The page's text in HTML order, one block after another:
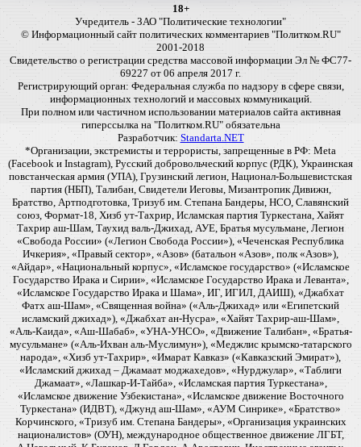
18+
Учредитель - ЗАО "Политические технологии"
© Информационный сайт политических комментариев "Политком.RU"
2001-2018
Свидетельство о регистрации средства массовой информации Эл № ФС77-
69227 от 06 апреля 2017 г.
Регистрирующий орган: Федеральная служба по надзору в сфере связи,
информационных технологий и массовых коммуникаций.
При полном или частичном использовании материалов сайта активная
гиперссылка на "Политком.RU" обязательна
Разработчик: Standarta.NET
*Организации, экстремисты и террористы, запрещенные в РФ: Meta
(Facebook и Instagram), Русский добровольческий корпус (РДК), Украинская
повстанческая армия (УПА), Грузинский легион, Национал-Большевистская
партия (НБП), Талибан, Свидетели Иеговы, Мизантропик Дивижн,
Братство, Артподготовка, Тризуб им. Степана Бандеры, НСО, Славянский
союз, Формат-18, Хизб ут-Тахрир, Исламская партия Туркестана, Хайят
Тахрир аш-Шам, Таухид валь-Джихад, АУЕ, Братья мусульмане, Легион
«Свобода России» («Легион Свобода России»), «Чеченская Республика
Ичкерия», «Правый сектор», «Азов» (батальон «Азов», полк «Азов»),
«Айдар», «Национальный корпус», «Исламское государство» («Исламское
Государство Ирака и Сирии», «Исламское Государство Ирака и Леванта»,
«Исламское Государство Ирака и Шама», ИГ, ИГИЛ, ДАИШ), «Джабхат
Фатх аш-Шам», «Священная война» («Аль-Джихад» или «Египетский
исламский джихад»), «Джабхат ан-Нусра», «Хайят Тахрир-аш-Шам»,
«Аль-Каида», «Аш-Шабаб», «УНА-УНСО», «Движение Талибан», «Братья-
мусульмане» («Аль-Ихван аль-Муслимун»), «Меджлис крымско-татарского
народа», «Хизб ут-Тахрир», «Имарат Кавказ» («Кавказский Эмират»),
«Исламский джихад – Джамаат моджахедов», «Нурджулар», «Таблиги
Джамаат», «Лашкар-И-Тайба», «Исламская партия Туркестана»,
«Исламское движение Узбекистана», «Исламское движение Восточного
Туркестана» (ИДВТ), «Джунд аш-Шам», «АУМ Синрике», «Братство»
Корчинского, «Тризуб им. Степана Бандеры», «Организация украинских
националистов» (ОУН), международное общественное движение ЛГБТ,